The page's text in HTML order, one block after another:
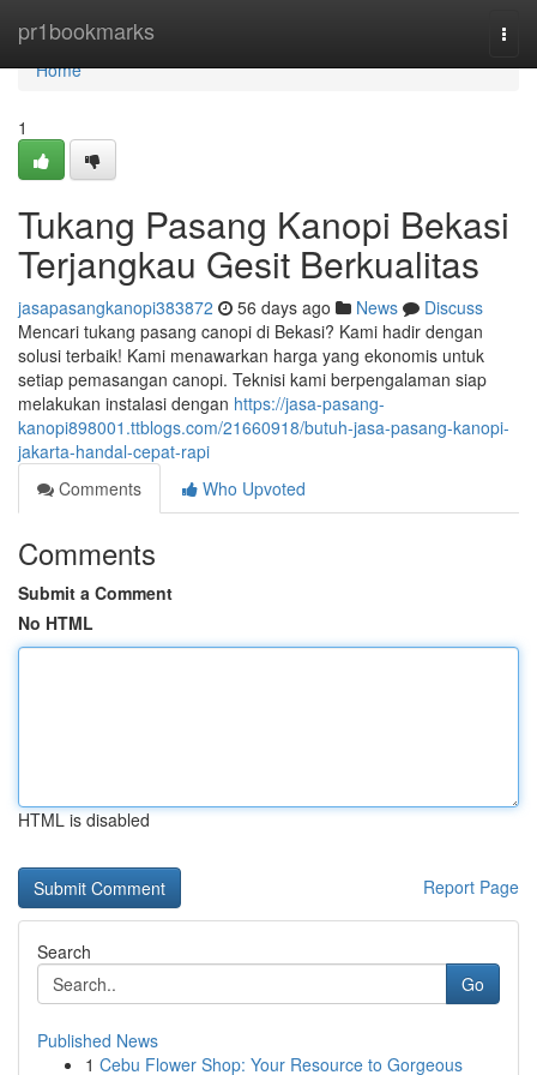
pr1bookmarks
Home
Home
1
Tukang Pasang Kanopi Bekasi
Terjangkau Gesit Berkualitas
jasapasangkanopi383872 56 days ago News
Discuss
Mencari tukang pasang canopi di Bekasi? Kami hadir dengan
solusi terbaik! Kami menawarkan harga yang ekonomis untuk
setiap pemasangan canopi. Teknisi kami berpengalaman siap
melakukan instalasi dengan https://jasa-pasang-
kanopi898001.ttblogs.com/21660918/butuh-jasa-pasang-kanopi-
jakarta-handal-cepat-rapi
Comments
Who Upvoted
Comments
Submit a Comment
No HTML
HTML is disabled
Report Page
Search
Go
Published News
1 Cebu Flower Shop: Your Resource to Gorgeous